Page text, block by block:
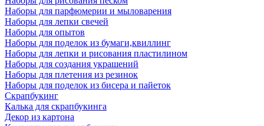
Наборы для парфюмерии и мыловарения
Наборы для лепки свечей
Наборы для опытов
Наборы для поделок из бумаги,квиллинг
Наборы для лепки и рисования пластилином
Наборы для создания украшений
Наборы для плетения из резинок
Наборы для поделок из бисера и пайеток
Скрапбукинг
Калька для скрапбукинга
Декор из картона